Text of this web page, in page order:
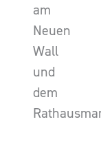
am
Neuen
Wall
und
dem